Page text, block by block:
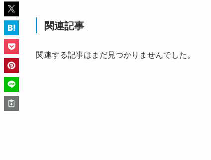
関連記事
関連する記事はまだ見つかりませんでした。